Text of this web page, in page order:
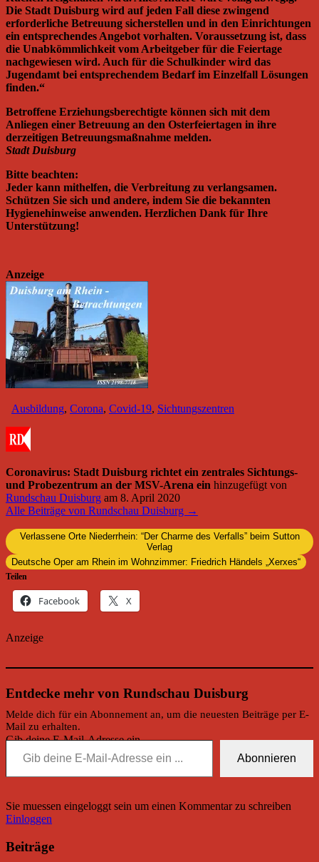
Die Stadt Duisburg wird auf jeden Fall diese zwingend
erforderliche Betreuung sicherstellen und in den Einrichtungen
ein entsprechendes Angebot vorhalten. Voraussetzung ist, dass
die Unabkömmlichkeit vom Arbeitgeber für die Feiertage
nachgewiesen wird. Auch für die Schulkinder wird das
Jugendamt bei entsprechendem Bedarf im Einzelfall Lösungen
finden.“
Betroffene Erziehungsberechtigte können sich mit dem
Anliegen einer Betreuung an den Osterfeiertagen in ihre
derzeitigen Betreuungsmaßnahme melden.
Stadt Duisburg
Bitte beachten:
Jeder kann mithelfen, die Verbreitung zu verlangsamen.
Schützen Sie sich und andere, indem Sie die bekannten
Hygienehinweise anwenden. Herzlichen Dank für Ihre
Unterstützung!
Anzeige
Ausbildung, Corona, Covid-19, Sichtungszentren
Coronavirus: Stadt Duisburg richtet ein zentrales Sichtungs-
und Probezentrum an der MSV-Arena ein hinzugefügt von
Rundschau Duisburg am 8. April 2020
Alle Beiträge von Rundschau Duisburg →
Verlassene Orte Niederrhein: “Der Charme des Verfalls” beim Sutton
Verlag
Deutsche Oper am Rhein im Wohnzimmer: Friedrich Händels „Xerxes“
Teilen
Facebook X
Anzeige
Entdecke mehr von Rundschau Duisburg
Melde dich für ein Abonnement an, um die neuesten Beiträge per E-
Mail zu erhalten.
Gib deine E-Mail-Adresse ein ...
Abonnieren
Sie muessen eingeloggt sein um einen Kommentar zu schreiben
Einloggen
Beiträge